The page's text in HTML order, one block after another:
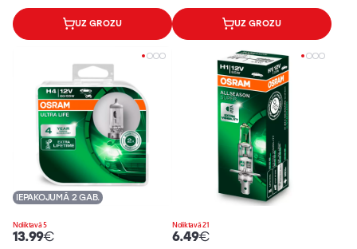
UZ GROZU UZ GROZU
Noliktavā 5
IEPAKOJUMĀ 2 GAB.
13.99€
Noliktavā 21
6.49€